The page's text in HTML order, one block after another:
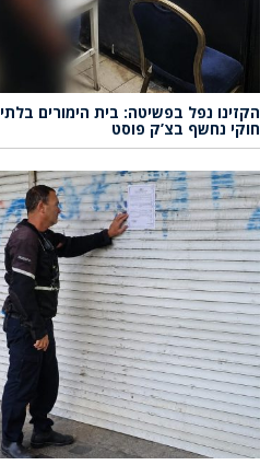
הקזינו נפל בפשיטה: בית הימורים בלתי
חוקי נחשף בצ’ק פוסט